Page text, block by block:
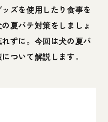
ズを使用したり食事を
夏バテ対策をしましょ
ずに。今回は犬の夏バ
ついて解説します。